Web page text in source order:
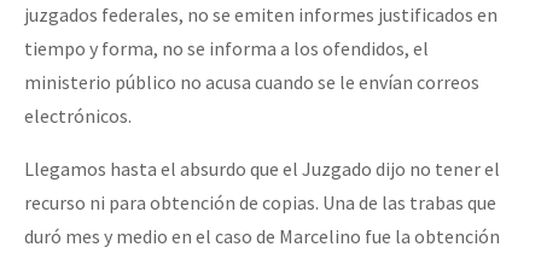
juzgados federales, no se emiten informes justificados en
tiempo y forma, no se informa a los ofendidos, el
ministerio público no acusa cuando se le envían correos
electrónicos.
Llegamos hasta el absurdo que el Juzgado dijo no tener el
recurso ni para obtención de copias. Una de las trabas que
duró mes y medio en el caso de Marcelino fue la obtención